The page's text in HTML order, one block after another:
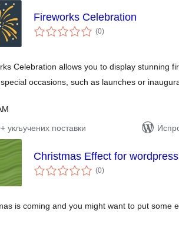
Fireworks Celebration
(0укупних
оцена
)
Celebration allows you to display stunning
occasions, such as launches or
укључених поставки
Christmas Effect for
(0укупних
оцена
)
is coming and you might want to put some